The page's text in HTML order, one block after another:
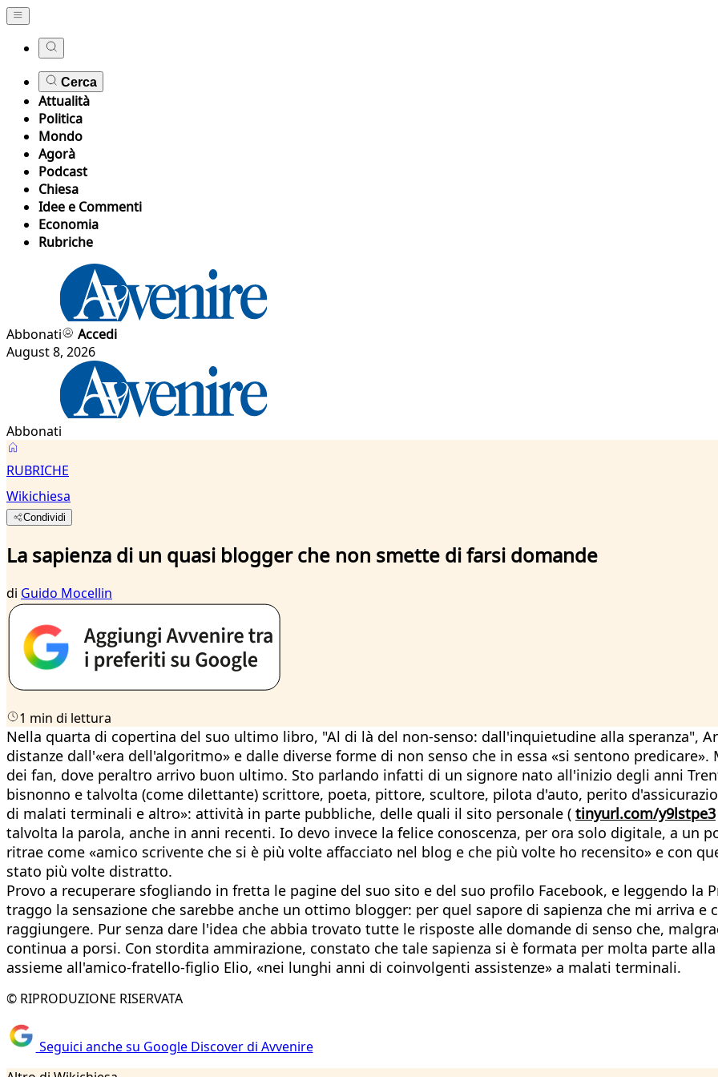
Cerca
Attualità
Politica
Mondo
Agorà
Podcast
Chiesa
Idee e Commenti
Economia
Rubriche
Abbonati
Accedi
August 8, 2026
Abbonati
RUBRICHE
Wikichiesa
Condividi
La sapienza di un quasi blogger che non smette di farsi domande
di Guido Mocellin
1 min di lettura
Nella quarta di copertina del suo ultimo libro, "Al di là del non-senso: dall'inquietudine alla speranza",
distanze dall'«era dell'algoritmo» e dalle diverse forme di non senso che in essa «si sentono
dei fan, dove peraltro arrivo buon ultimo. Sto parlando infatti di un signore nato all'inizio degli anni
bisnonno e talvolta (come dilettante) scrittore, poeta, pittore, scultore, pilota d'auto, perito
di malati terminali e altro»: attività in parte pubbliche, delle quali il sito personale ( tinyurl.com/y9lstpe3
talvolta la parola, anche in anni recenti. Io devo invece la felice conoscenza, per ora solo digitale, a un
ritrae come «amico scrivente che si è più volte affacciato nel blog e che più volte ho recensito» e con
stato più volte distratto.
Provo a recuperare sfogliando in fretta le pagine del suo sito e del suo profilo Facebook, e leggendo
traggo la sensazione che sarebbe anche un ottimo blogger: per quel sapore di sapienza che mi arriva e
raggiungere. Pur senza dare l'idea che abbia trovato tutte le risposte alle domande di senso che,
continua a porsi. Con stordita ammirazione, constato che tale sapienza si è formata per molta parte
assieme all'amico-fratello-figlio Elio, «nei lunghi anni di coinvolgenti assistenze» a malati terminali.
© RIPRODUZIONE RISERVATA
Seguici anche su Google Discover di Avvenire